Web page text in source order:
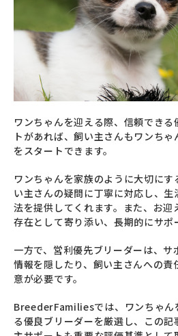
ワンちゃんを迎える際、信頼でき
トがあれば、飼い主さんもワンち
をスタートできます。
ワンちゃんを家族のように大切に
い主さんの疑問に丁寧に対応し、
法を提供してくれます。また、お迎
存在として寄り添い、長期的にサポ
一方で、営利優先ブリーダーは、
情報を隠したり、飼い主さんへの
意が必要です。
BreederFamiliesでは、ワンちゃん
る優良ブリーダーを厳選し、この